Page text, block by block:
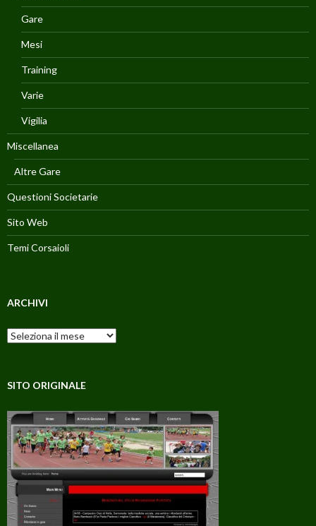
Gare
Mesi
Training
Varie
Vigilia
Miscellanea
Altre Gare
Questioni Societarie
Sito Web
Temi Corsaioli
ARCHIVI
Archivi
SITO ORIGINALE